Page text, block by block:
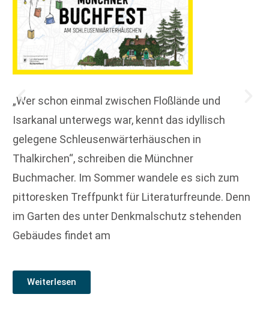
„Wer schon einmal zwischen Floßlände und
Isarkanal unterwegs war, kennt das idyllisch
gelegene Schleusenwärterhäuschen in
Thalkirchen“, schreiben die Münchner
Buchmacher. Im Sommer wandele es sich zum
pittoresken Treffpunkt für Literaturfreunde. Denn
im Garten des unter Denkmalschutz stehenden
Gebäudes findet am
Weiterlesen